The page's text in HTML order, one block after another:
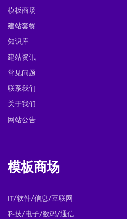
模板商场
建站套餐
知识库
建站资讯
常见问题
联系我们
关于我们
网站公告
模板商场
IT/软件/信息/互联网
科技/电子/数码/通信